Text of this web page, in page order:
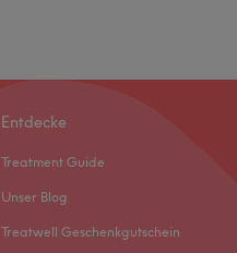
Entdecke
Treatment Guide
Unser Blog
Treatwell Geschenkgutschein